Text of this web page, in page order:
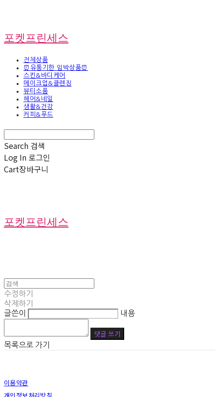
포켓프린세스
전체상품
⏰유통기한 임박상품⏰
스킨&바디케어
메이크업&클렌징
뷰티소품
헤어&네일
생활&건강
커피&푸드
Search 검색
Log In 로그인
Cart장바구니
포켓프린세스
수정하기
삭제하기
글쓴이
내용
댓글 쓰기
목록으로 가기
이용약관